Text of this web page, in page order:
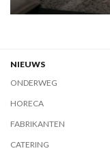
NIEUWS
ONDERWEG
HORECA
FABRIKANTEN
CATERING